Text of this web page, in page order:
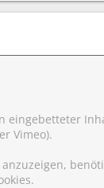
eingebetteter
Vimeo).